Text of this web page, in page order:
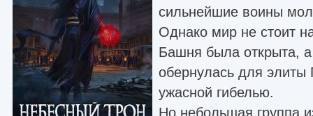
сильнейшие воины
Однако мир не стоит
Башня была открыта, а
обернулась для элиты
ужасной гибелью.
Но небольшая группа